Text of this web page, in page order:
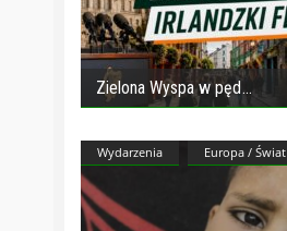
Zielona Wyspa w pęd
Wydarzenia Europa / Świat